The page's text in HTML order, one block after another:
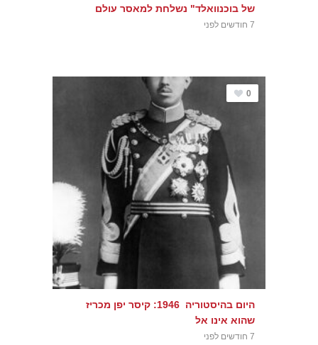
של בוכנוואלד" נשלחת למאסר עולם
7 חודשים לפני
0
היום בהיסטוריה 1946: קיסר יפן מכריז
שהוא אינו אל
7 חודשים לפני